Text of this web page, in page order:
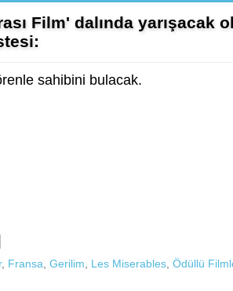
Film' dalında yarışacak
sahibini bulacak.
, Fransa Gerilim Les Miserables Ödüllü